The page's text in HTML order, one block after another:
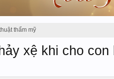
thẩm mỹ
xệ khi cho con